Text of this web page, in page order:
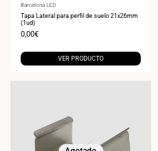
Proveedor:
Barcelona LED
Tapa Lateral para perfil de suelo 21x26mm
(1ud)
Precio
0,00€
VER PRODUCTO